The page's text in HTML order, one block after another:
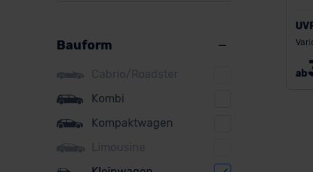
Citroen
Cupra
DS
Dacia
Fiat
Bauform
Cabrio/Roadster
Kombi
Kompaktwagen
Limousine
ab